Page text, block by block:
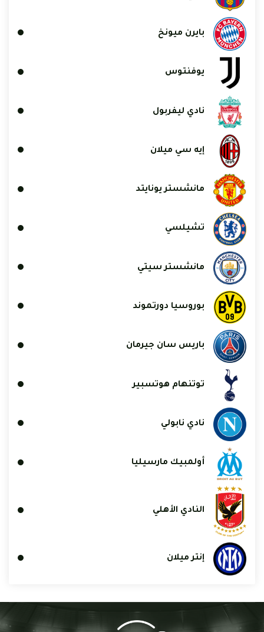
بايرن ميونخ
يوفنتوس
نادي ليفربول
إيه سي ميلان
مانشستر يونايتد
تشيلسي
مانشستر سيتي
بوروسيا دورتموند
باريس سان جيرمان
توتنهام هوتسبير
نادي نابولي
أولمبيك مارسيليا
النادي الأهلي
إنتر ميلان